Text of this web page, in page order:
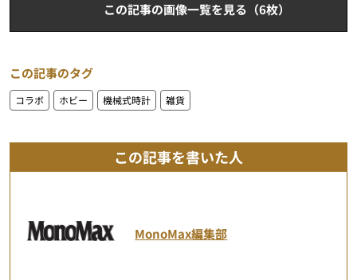
この記事の画像一覧を見る（6枚）
この記事のタグ
コラボ ホビー 機械式時計 雑貨
この記事を書いた人
MonoMax編集部